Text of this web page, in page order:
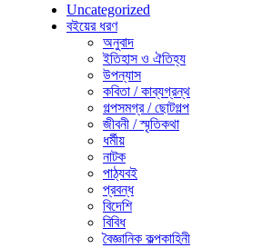
Uncategorized
বইয়ের ধরণ
অনুবাদ
ইতিহাস ও ঐতিহ্য
উপন্যাস
কবিতা / কাব্যগ্রন্থ
গল্পসমগ্র / ছোটগল্প
জীবনী / স্মৃতিকথা
ধর্মীয়
নাটক
পাঠ্যবই
প্রবন্ধ
বিদেশি
বিবিধ
বৈজ্ঞানিক কল্পকাহিনী